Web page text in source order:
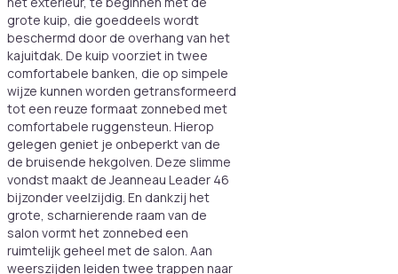
grote kuip, die goeddeels wordt
beschermd door de overhang van het
kajuitdak. De kuip voorziet in twee
comfortabele banken, die op simpele
wijze kunnen worden getransformeerd
tot een reuze formaat zonnebed met
comfortabele ruggensteun. Hierop
gelegen geniet je onbeperkt van de
de bruisende hekgolven. Deze slimme
vondst maakt de Jeanneau Leader 46
bijzonder veelzijdig. En dankzij het
grote, scharnierende raam van de
salon vormt het zonnebed een
ruimtelijk geheel met de salon. Aan
weerszijden leiden twee trappen naar